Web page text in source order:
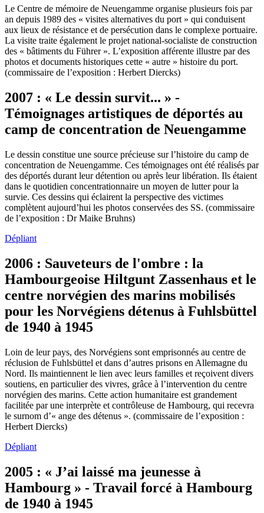
Le Centre de mémoire de Neuengamme organise plusieurs fois par
an depuis 1989 des « visites alternatives du port » qui conduisent
aux lieux de résistance et de persécution dans le complexe portuaire.
La visite traite également le projet national-socialiste de construction
des « bâtiments du Führer ». L’exposition afférente illustre par des
photos et documents historiques cette « autre » histoire du port.
(commissaire de l’exposition : Herbert Diercks)
2007 : « Le dessin survit... » -
Témoignages artistiques de déportés au
camp de concentration de Neuengamme
Le dessin constitue une source précieuse sur l’histoire du camp de
concentration de Neuengamme. Ces témoignages ont été réalisés par
des déportés durant leur détention ou après leur libération. Ils étaient
dans le quotidien concentrationnaire un moyen de lutter pour la
survie. Ces dessins qui éclairent la perspective des victimes
complètent aujourd’hui les photos conservées des SS. (commissaire
de l’exposition : Dr Maike Bruhns)
Dépliant
2006 : Sauveteurs de l'ombre : la
Hambourgeoise Hiltgunt Zassenhaus et le
centre norvégien des marins mobilisés
pour les Norvégiens détenus à Fuhlsbüttel
de 1940 à 1945
Loin de leur pays, des Norvégiens sont emprisonnés au centre de
réclusion de Fuhlsbüttel et dans d’autres prisons en Allemagne du
Nord. Ils maintiennent le lien avec leurs familles et reçoivent divers
soutiens, en particulier des vivres, grâce à l’intervention du centre
norvégien des marins. Cette action humanitaire est grandement
facilitée par une interprète et contrôleuse de Hambourg, qui recevra
le surnom d’« ange des détenus ». (commissaire de l’exposition :
Herbert Diercks)
Dépliant
2005 : « J’ai laissé ma jeunesse à
Hambourg » - Travail forcé à Hambourg
de 1940 à 1945